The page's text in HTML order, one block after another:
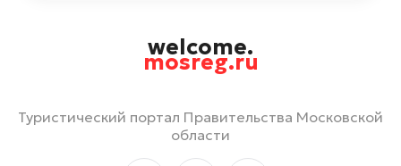
welcome.
mosreg.ru
Туристический портал Правительства Московской
области